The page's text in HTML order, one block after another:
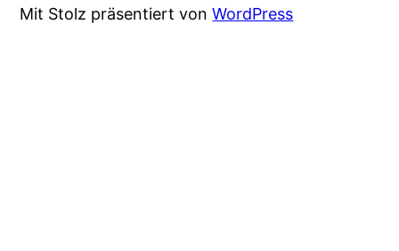
Mit Stolz präsentiert vonWordPress